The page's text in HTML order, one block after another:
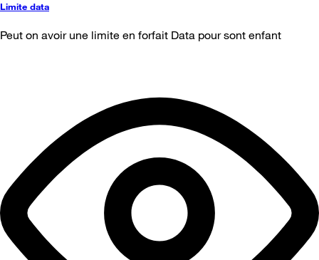
Limite data
Peut on avoir une limite en forfait Data pour sont enfant